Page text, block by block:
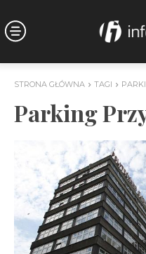
STRONA GŁÓWNA TAGI
Parking